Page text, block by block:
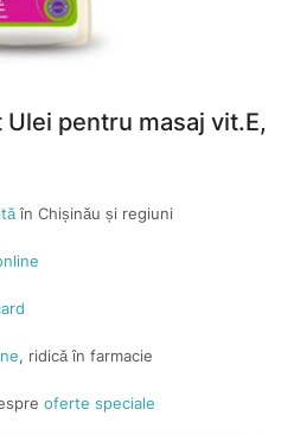
pentru masaj vit.E,
în Chișinău și regiuni
, ridică în farmacie
oferte speciale